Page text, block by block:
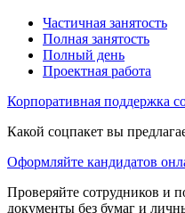
Частичная занятость
Полная занятость
Полный день
Проектная работа
Корпоративная поддержка
Какой соцпакет вы
Оформляйте кандидатов
Проверяйте сотрудников и
документы без бумаг и